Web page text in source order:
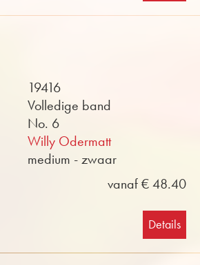
19416
Volledige band
No. 6
Willy Odermatt
medium - zwaar
vanaf € 48.40
Details